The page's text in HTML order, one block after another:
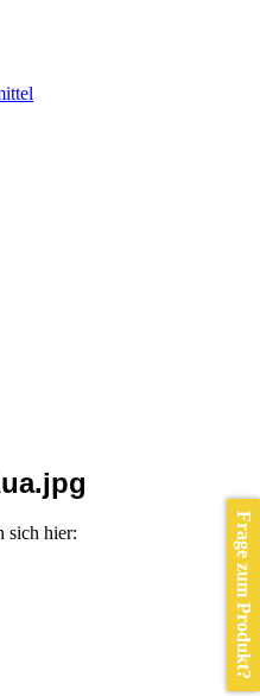
sich hier: Frage zum Produkt?